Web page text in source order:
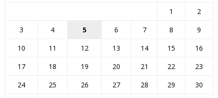
1
2
3
4 5 6 7 8
9
10
11 12 13 14 15
16
17
18 19 20 21 22
23
24
25 26 27 28 29
30